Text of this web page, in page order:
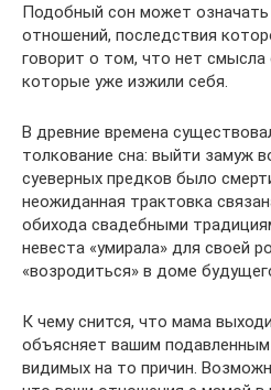
Подобный сон может
отношений, последствия
говорит о том, что нет смысла
которые уже изжили себя.
В древние времена
толкование сна: выйти замуж
суеверных предков было
неожиданная трактовка
обихода свадебными
невеста «умирала» для своей
«возродиться» в доме
К чему снится, что мама
объясняет вашим
видимых на то причин.